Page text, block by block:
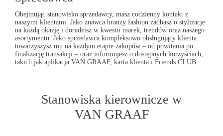
Obejmując stanowisko sprzedawcy, masz codzienny kontakt z
naszymi klientami. Jako znawca branży fashion zadbasz o stylizacje
na każdą okazję i doradzisz w kwestii marek, trendów oraz naszego
asortymentu. Jako sprzedawca kompleksowo obsługujący klienta
towarzyszysz mu na każdym etapie zakupów – od powitania po
finalizację transakcji – oraz informujesz o dostępnych korzyściach,
takich jak aplikacja VAN GRAAF, karta klienta i Friends CLUB.
Stanowiska kierownicze w
VAN GRAAF